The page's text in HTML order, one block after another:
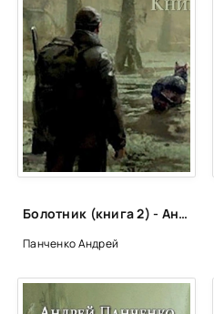
Болотник (книга 2) - Андрей Алексеевич Панченко
Панченко Андрей